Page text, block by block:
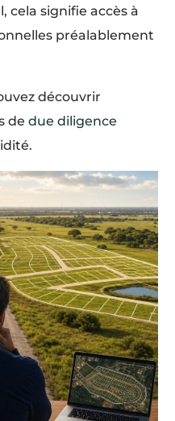
cela signifie accès à
préalablement
découvrir
dedue diligence